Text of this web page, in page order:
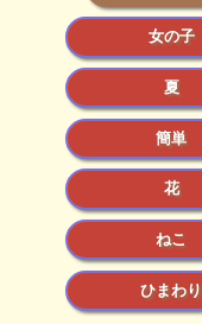
女の子
夏
簡単
花
ねこ
ひまわり